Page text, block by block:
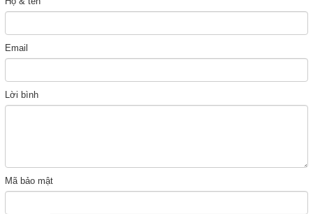
Email
Lời bình
Mã bảo mật